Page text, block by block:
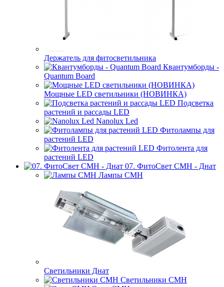
Держатель для фитосветильника
Квантумборды -
Quantum Board
Мощные LED светильники (НОВИНКА)
Подсветка
растений и рассады LED
Nanolux Led
Фитолампы для
растений LED
Фитолента для
растений LED
07. ФитоСвет CMH - Днат
Лампы СМН
Светильники Днат
Светильники СМН